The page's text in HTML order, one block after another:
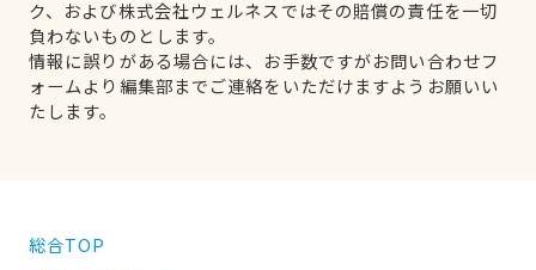
ク、および株式会社ウェルネスではその賠償の責任を一切
負わないものとします。
情報に誤りがある場合には、お手数ですがお問い合わせフ
ォームより編集部までご連絡をいただけますようお願いい
たします。
総合TOP